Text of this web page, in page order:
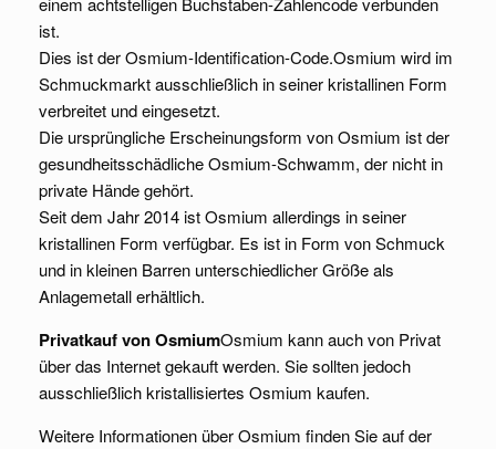
ist.
Dies ist der Osmium-Identification-Code.Osmium wird im
Schmuckmarkt ausschließlich in seiner kristallinen Form
verbreitet und eingesetzt.
Die ursprüngliche Erscheinungsform von Osmium ist der
gesundheitsschädliche Osmium-Schwamm, der nicht in
private Hände gehört.
Seit dem Jahr 2014 ist Osmium allerdings in seiner
kristallinen Form verfügbar. Es ist in Form von Schmuck
und in kleinen Barren unterschiedlicher Größe als
Anlagemetall erhältlich.
Privatkauf von OsmiumOsmium kann auch von Privat
über das Internet gekauft werden. Sie sollten jedoch
ausschließlich kristallisiertes Osmium kaufen.
Weitere Informationen über Osmium finden Sie auf der